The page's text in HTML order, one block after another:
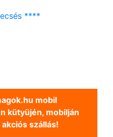
****
mobil
kütyüjén, mobilján
szállás!